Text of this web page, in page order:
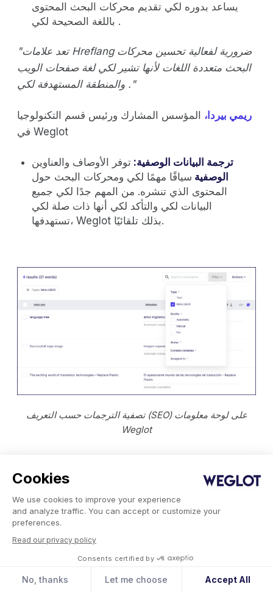
Cookies
We use cookies to improve your experience
and analyze traffic. You can accept or customize your
preferences.
Read our privacy policy
Consents certified by
No, thanks Let me choose Accept All
يساعد بدوره لكي تقديم محركات البحث المحتوى
باللغة الصحيحة لكي .
"تعد علامات Hreflang ضرورية لفعالية تحسين محركات
البحث متعددة اللغات لأنها تشير لكي لغة صفحات الويب
والمنطقة المستهدفة لكي ."
ريمي بيردا، المؤسس المشارك ورئيس قسم التكنولوجيا
في Weglot
ترجمة البيانات الوصفية: توفر الأوصاف والعناوين
الوصفية سياقًا مهمًا لكي ومحركات البحث حول
المحتوى الذي تنشره. من المهم جدًا لكي جميع
البيانات لكي والتأكد لكي أنها ذات صلة لكي
تستهدفها، Weglot بذلك تلقائيًا.
تصفية الترجمات حسب التعريف (SEO) على لوحة معلومات
Weglot
جميع إمكانيات تحسين محركات البحث متعددة اللغات
TranslatePress
TranslatePress إمكانات تحسين محركات البحث
تتيح هذه الحزمة للمستخدمين لكي عناصر بيانات SEO